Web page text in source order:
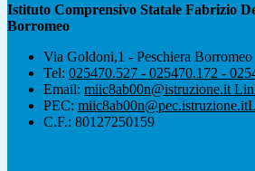
Istituto Comprensivo Statale Fabrizio
Borromeo
Via Goldoni,1 - Peschiera Borromeo
Tel: 025470.527 - 025470.172 -
Email: miic8ab00n@istruzione.it
PEC: miic8ab00n@pec.istruzione.it
C.F.: 80127250159